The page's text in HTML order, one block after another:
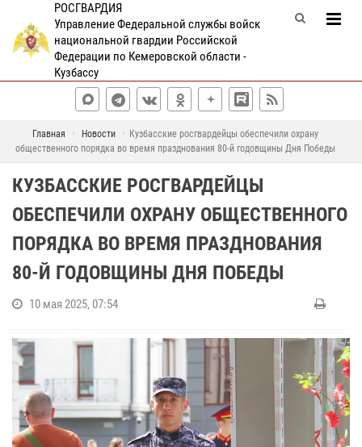
РОСГВАРДИЯ
Управление Федеральной службы войск
национальной гвардии Российской
Федерации по Кемеровской области -
Кузбассу
Главная Новости
Кузбасские росгвардейцы обеспечили охрану
общественного порядка во время празднования 80-й годовщины Дня Победы
КУЗБАССКИЕ РОСГВАРДЕЙЦЫ
ОБЕСПЕЧИЛИ ОХРАНУ ОБЩЕСТВЕННОГО
ПОРЯДКА ВО ВРЕМЯ ПРАЗДНОВАНИЯ
80-Й ГОДОВЩИНЫ ДНЯ ПОБЕДЫ
10 мая 2025, 07:54